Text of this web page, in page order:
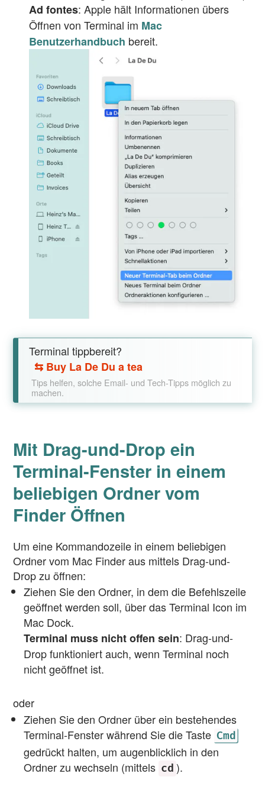
Ad fontes: Apple hält Informationen übers
Öffnen von Terminal im Mac
Benutzerhandbuch bereit.
Terminal tippbereit?
⇆ Buy La De Du a tea
Tips helfen, solche Email- und Tech-Tipps möglich zu
machen.
Mit Drag-und-Drop ein
Terminal-Fenster in einem
beliebigen Ordner vom
Finder Öffnen
Um eine Kommandozeile in einem beliebigen
Ordner vom Mac Finder aus mittels Drag-und-
Drop zu öffnen:
Ziehen Sie den Ordner, in dem die Befehlszeile
geöffnet werden soll, über das Terminal Icon im
Mac Dock.
Terminal muss nicht offen sein: Drag-und-
Drop funktioniert auch, wenn Terminal noch
nicht geöffnet ist.
oder
Ziehen Sie den Ordner über ein bestehendes
Terminal-Fenster während Sie die Taste Cmd
gedrückt halten, um augenblicklich in den
Ordner zu wechseln (mittels cd ).